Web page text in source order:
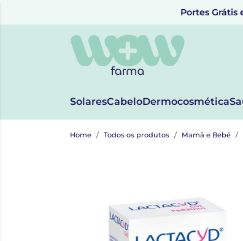
Portes Grátis
SolaresCabeloDermocosmética
Home Todos os produtos Mamã e Bebé